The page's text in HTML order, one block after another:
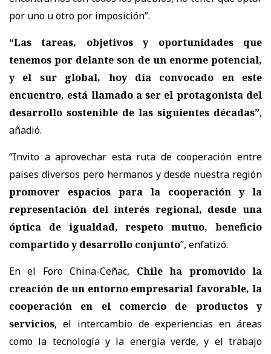
por uno u otro por imposición”.
“Las tareas, objetivos y oportunidades que
tenemos por delante son de un enorme potencial,
y el sur global, hoy día convocado en este
encuentro, está llamado a ser el protagonista del
desarrollo sostenible de las siguientes décadas”,
añadió.
“Invito a aprovechar esta ruta de cooperación entre
países diversos pero hermanos y desde nuestra región
promover espacios para la cooperación y la
representación del interés regional, desde una
óptica de igualdad, respeto mutuo, beneficio
compartido y desarrollo conjunto”, enfatizó.
En el Foro China-Ceñac, Chile ha promovido la
creación de un entorno empresarial favorable, la
cooperación en el comercio de productos y
servicios, el intercambio de experiencias en áreas
como la tecnología y la energía verde, y el trabajo